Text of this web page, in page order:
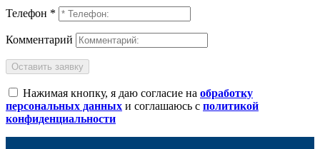
Телефон *
Комментарий
Оставить заявку
Нажимая кнопку, я даю согласие на обработку
персональных данных и соглашаюсь с политикой
конфиденциальности